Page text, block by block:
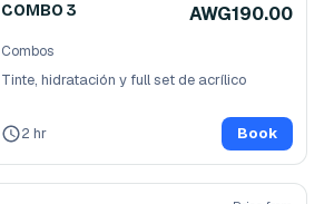
COMBO 3 AWG190.00
Combos
Tinte, hidratación y full set de acrílico
2 hr Book